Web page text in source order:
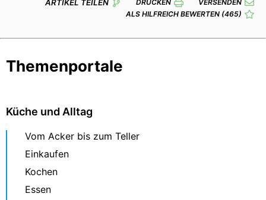
ARTIKEL TEILEN DRUCKEN
VERSENDEN
ALS HILFREICH BEWERTEN (465)
Themenportale
Küche und Alltag
Vom Acker bis zum Teller
Einkaufen
Kochen
Essen